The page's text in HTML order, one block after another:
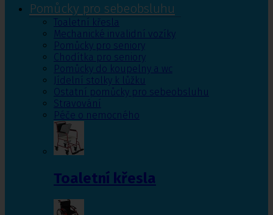
Pomůcky pro sebeobsluhu
Toaletní křesla
Mechanické invalidní vozíky
Pomůcky pro seniory
Chodítka pro seniory
Pomůcky do koupelny a wc
Jídelní stolky k lůžku
Ostatní pomůcky pro sebeobsluhu
Stravování
Péče o nemocného
Toaletní křesla